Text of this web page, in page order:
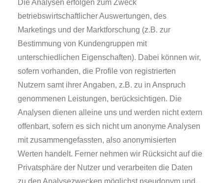
Die Analysen erfolgen zum Zweck
betriebswirtschaftlicher Auswertungen, des
Marketings und der Marktforschung (z.B. zur
Bestimmung von Kundengruppen mit
unterschiedlichen Eigenschaften). Dabei können wir,
sofern vorhanden, die Profile von registrierten
Nutzern samt ihrer Angaben, z.B. zu in Anspruch
genommenen Leistungen, berücksichtigen. Die
Analysen dienen alleine uns und werden nicht extern
offenbart, sofern es sich nicht um anonyme Analysen
mit zusammengefassten, also anonymisierten
Werten handelt. Ferner nehmen wir Rücksicht auf die
Privatsphäre der Nutzer und verarbeiten die Daten
zu den Analysezwecken möglichst pseudonym und,